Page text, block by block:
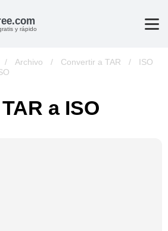
y rápido
/ Archivo / Convertir a TAR /
ISO
a ISO